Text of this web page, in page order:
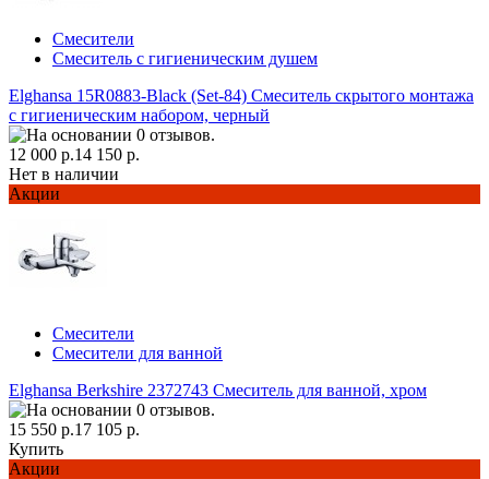
Смесители
Смеситель с гигиеническим душем
Elghansa 15R0883-Black (Set-84) Смеситель скрытого монтажа
с гигиеническим набором, черный
12 000 р.14 150 р.
Нет в наличии
Акции
Смесители
Смесители для ванной
Elghansa Berkshire 2372743 Смеситель для ванной, хром
15 550 р.17 105 р.
Купить
Акции